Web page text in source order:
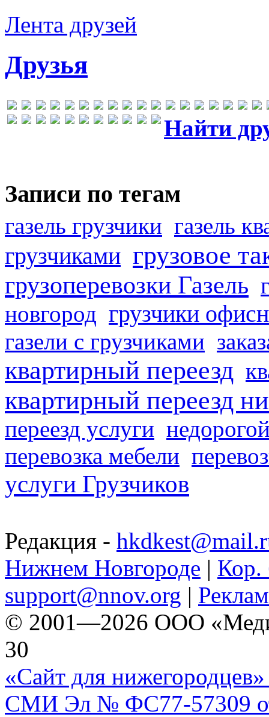
Лента друзей
Друзья
Найти
Записи по тегам
газель грузчики газель
грузчиками грузовое
грузоперевозки Газель
новгород грузчики
газели с грузчиками
квартирный переезд
квартирный переезд
переезд услуги
перевозка мебели
услуги Грузчиков
Редакция -
Нижнем Новгороде | Кор.
support@nnov.org |
© 2001—2026 ООО
30
«Сайт для нижегородцев»
СМИ Эл № ФС77-57309